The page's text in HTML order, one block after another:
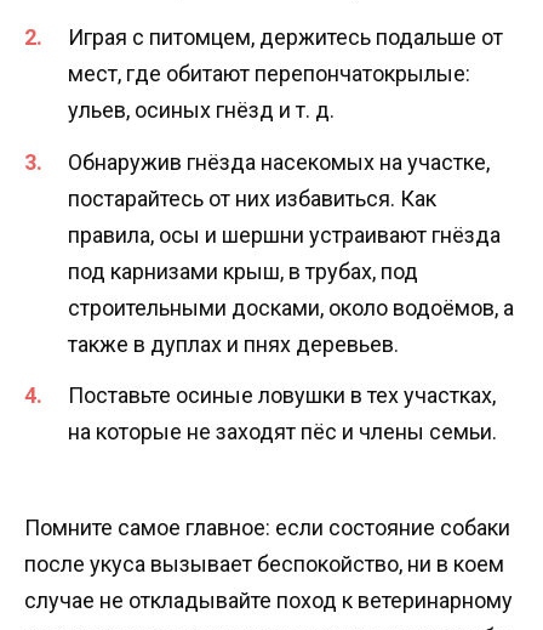
Играя с питомцем, держитесь подальше от
мест, где обитают перепончатокрылые:
ульев, осиных гнёзд и т. д.
Обнаружив гнёзда насекомых на участке,
постарайтесь от них избавиться. Как
правила, осы и шершни устраивают гнёзда
под карнизами крыш, в трубах, под
строительными досками, около водоёмов, а
также в дуплах и пнях деревьев.
Поставьте осиные ловушки в тех участках,
на которые не заходят пёс и члены семьи.
Помните самое главное: если состояние собаки
после укуса вызывает беспокойство, ни в коем
случае не откладывайте поход к ветеринарному